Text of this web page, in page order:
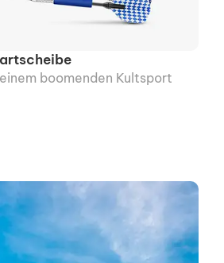
boomenden Kultsport